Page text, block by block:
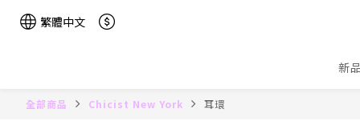
繁體中文
新
全部商品 Chicist New York 耳環